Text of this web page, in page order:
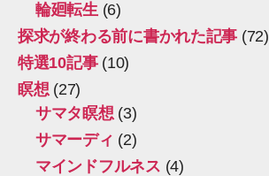
輪廻転生(6)
探求が終わる前に書かれた記事 (72)
特選10記事(10)
瞑想(27)
サマタ瞑想(3)
サマーディ (2)
マインドフルネス (4)